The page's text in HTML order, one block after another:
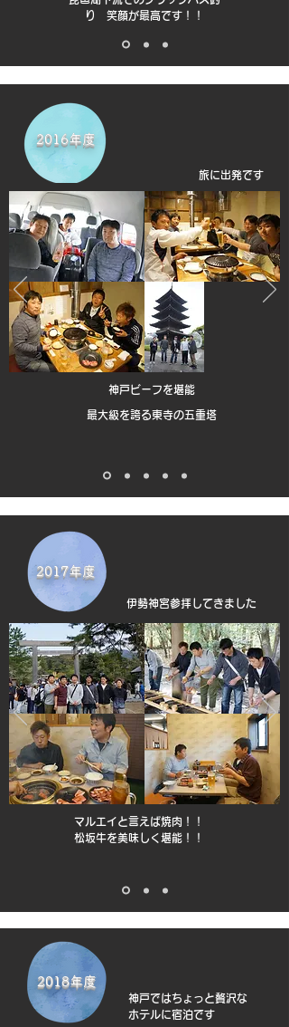
り 笑顔が最高です！！
2016年度
旅に出発です
神戸ビーフを堪能
最大級を誇る東寺の五重塔
2017年度
伊勢神宮参拝してきました
マルエイと言えば焼肉！！
松坂牛を美味しく堪能！！
2018年度
神戸ではちょっと贅沢な
ホテルに宿泊です